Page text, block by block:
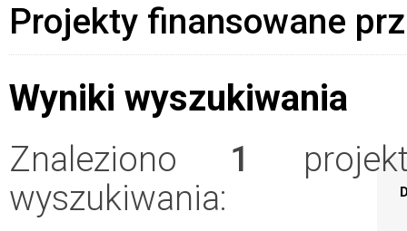
Projekty finansowane
Wyniki wyszukiwania
Znaleziono 1
wyszukiwania: